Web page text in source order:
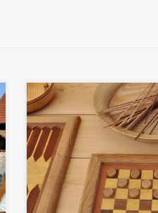
J’aurais le plaisir immense
jeux médiévaux dans l’un
l’histoire monastique
Thoronet. Joyaux de
romane, réputée pour
abbatiale, j’y serait pendant
l’opération « C’est mon